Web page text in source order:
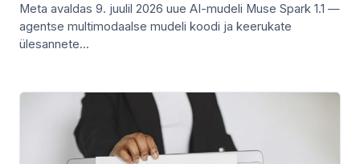
Meta avaldas 9. juulil 2026 uue AI-mudeli Muse Spark 1.1 —
agentse multimodaalse mudeli koodi ja keerukate
ülesannete...